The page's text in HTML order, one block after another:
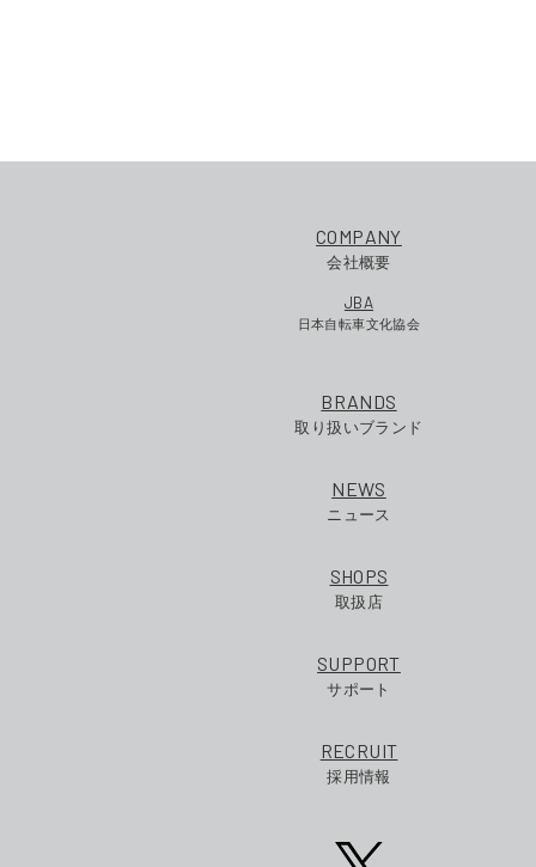
COMPANY
会社概要
JBA
日本自転車文化協会
BRANDS
取り扱いブランド
NEWS
ニュース
SHOPS
取扱店
SUPPORT
サポート
RECRUIT
採用情報